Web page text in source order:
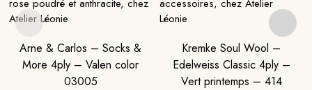
Arne & Carlos – Socks &
More 4ply – Valen color
03005
Kremke Soul Wool –
Edelweiss Classic 4ply –
Vert printemps – 414